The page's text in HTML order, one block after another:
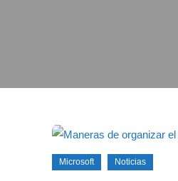
Microsoft Noticias